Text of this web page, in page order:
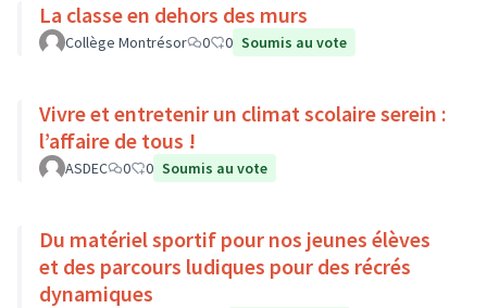
La classe en dehors des murs
Collège Montrésor 0 0 Soumis au vote
Vivre et entretenir un climat scolaire serein :
l’affaire de tous !
ASDEC 0 0 Soumis au vote
Du matériel sportif pour nos jeunes élèves
et des parcours ludiques pour des récrés
dynamiques